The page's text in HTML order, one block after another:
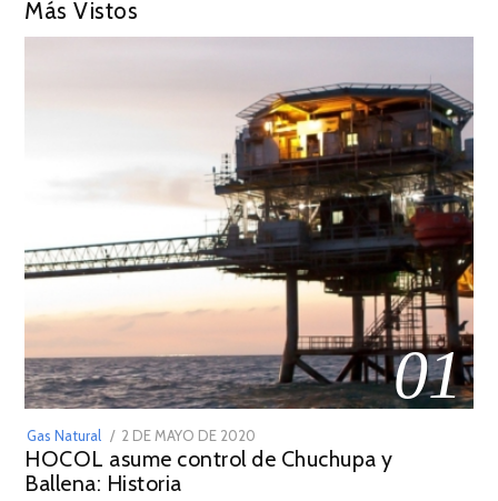
Más Vistos
01
Gas Natural
POSTED
ON
2 DE MAYO DE 2020
DE
HOCOL asume control de Chuchupa y
Ballena: Historia